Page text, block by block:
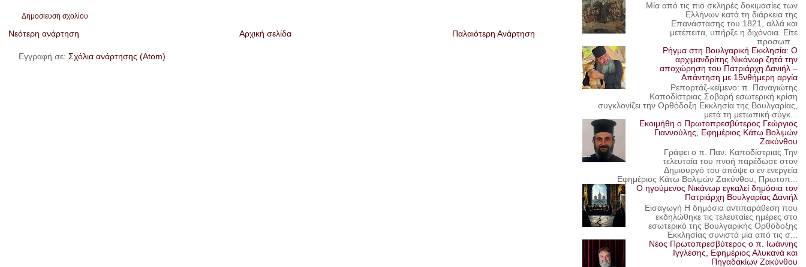
Δημοσίευση σχολίου
Νεότερη ανάρτηση Παλαιότερη Ανάρτηση
Αρχική σελίδα
Εγγραφή σε:Σχόλια ανάρτησης (Atom)
Μία από τις πιο σκληρές δοκιμασίες των
Ελλήνων κατά τη διάρκεια της
Επανάστασης του 1821, αλλά και
μετέπειτα, υπήρξε η διχόνοια. Είτε
προσωπ...
Ρήγμα στη Βουλγαρική Εκκλησία: Ο
αρχιμανδρίτης Νικάνωρ ζητά την
αποχώρηση του Πατριάρχη Δανιήλ –
Απάντηση με 15νθήμερη αργία
Ρεπορτάζ-κείμενο: π. Παναγιώτης
Καποδίστριας Σοβαρή εσωτερική κρίση
συγκλονίζει την Ορθόδοξη Εκκλησία της Βουλγαρίας,
μετά τη μετωπική σύγκ...
Εκοιμήθη ο Πρωτοπρεσβύτερος Γεώργιος
Γιαννούλης, Εφημέριος Κάτω Βολιμών
Ζακύνθου
Γράφει ο π. Παν. Καποδίστριας Την
τελευταία του πνοή παρέδωσε στον
Δημιουργό του απόψε ο εν ενεργεία
Εφημέριος Κάτω Βολιμών Ζακύνθου, Πρωτοπ...
Ο ηγούμενος Νικάνωρ εγκαλεί δημόσια τον
Πατριάρχη Βουλγαρίας Δανιήλ
Εισαγωγή Η δημόσια αντιπαράθεση που
εκδηλώθηκε τις τελευταίες ημέρες στο
εσωτερικό της Βουλγαρικής Ορθόδοξης
Εκκλησίας συνιστά μία από τις σ...
Νέος Πρωτοπρεσβύτερος ο π. Ιωάννης
Ιγγλέσης, Εφημέριος Αλυκανά και
Πηγαδακίων Ζακύνθου